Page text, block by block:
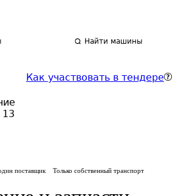
Найти машины
13
Как участвовать в тендере
поставщик Только собственный транспорт